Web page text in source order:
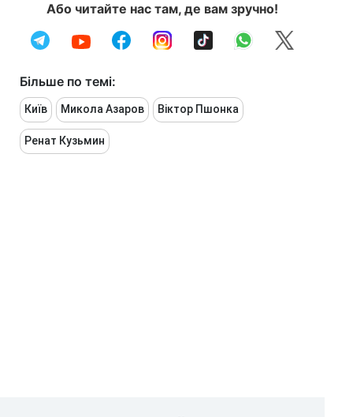
Або читайте нас там, де вам зручно!
Більше по темі:
Київ Микола Азаров Віктор Пшонка
Ренат Кузьмин